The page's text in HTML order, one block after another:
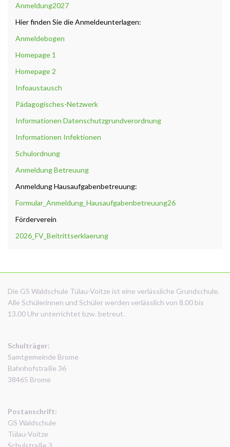
Anmeldung2027
Hier finden Sie die Anmeldeunterlagen:
Anmeldebogen
Homepage 1
Homepage 2
Infoaustausch
Pädagogisches-Netzwerk
Informationen Datenschutzgrundverordnung
Informationen Infektionen
Schulordnung
Anmeldung Betreuung
Anmeldung Hausaufgabenbetreuung:
Formular_Anmeldung_Hausaufgabenbetreuung26
Förderverein
2026_FV_Beitrittserklaerung
Die GS Waldschule Tülau-Voitze ist eine verlässliche Grundschule.
Alle Schülerinnen und Schüler werden verlässlich von 8.00 bis
13.00 Uhr unterrichtet bzw. betreut.
Schulträger:
Samtgemeinde Brome
Bahnhofstraße 36
38465 Brome
Postanschrift:
GS Waldschule
Tülau-Voitze
Schulstraße 3